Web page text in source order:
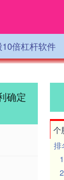
倍杠杆软件
确定
个
排
1
2